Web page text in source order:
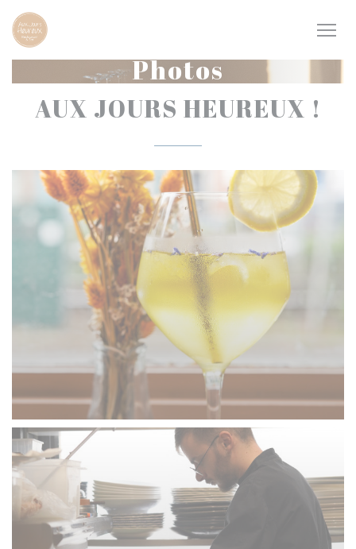
Personnalisation de vos choix en matière de cookies
Photos
AUX JOURS HEUREUX !